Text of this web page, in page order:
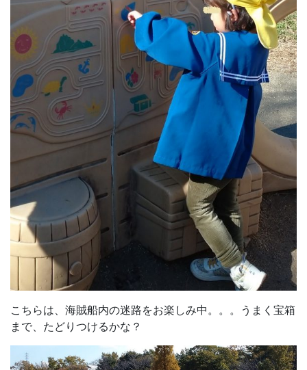
こちらは、海賊船内の迷路をお楽しみ中。。。うまく宝箱
まで、たどりつけるかな？